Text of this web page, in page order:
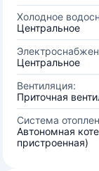
Холодное
Центральное
Центральное
Вентиляция:
Приточная
Система
Автономная
пристроенная)